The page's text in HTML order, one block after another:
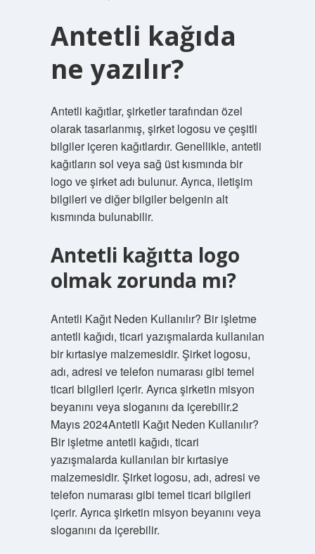
Antetli kağıda
ne yazılır?
Antetli kağıtlar, şirketler tarafından özel
olarak tasarlanmış, şirket logosu ve çeşitli
bilgiler içeren kağıtlardır. Genellikle, antetli
kağıtların sol veya sağ üst kısmında bir
logo ve şirket adı bulunur. Ayrıca, iletişim
bilgileri ve diğer bilgiler belgenin alt
kısmında bulunabilir.
Antetli kağıtta logo
olmak zorunda mı?
Antetli Kağıt Neden Kullanılır? Bir işletme
antetli kağıdı, ticari yazışmalarda kullanılan
bir kırtasiye malzemesidir. Şirket logosu,
adı, adresi ve telefon numarası gibi temel
ticari bilgileri içerir. Ayrıca şirketin misyon
beyanını veya sloganını da içerebilir.2
Mayıs 2024Antetli Kağıt Neden Kullanılır?
Bir işletme antetli kağıdı, ticari
yazışmalarda kullanılan bir kırtasiye
malzemesidir. Şirket logosu, adı, adresi ve
telefon numarası gibi temel ticari bilgileri
içerir. Ayrıca şirketin misyon beyanını veya
sloganını da içerebilir.